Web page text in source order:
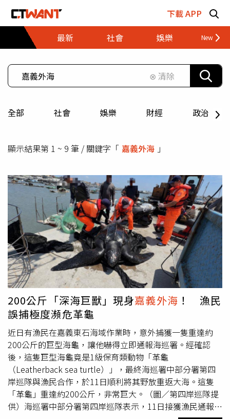
下載 APP
最新
社會 娛樂 財經
⊗ 清除
全部 社會 娛樂 財經 政治
顯示結果第 1 ~ 9 筆 / 關鍵字「 嘉義外海 」
200公斤「深海巨獸」現身嘉義外海 ！ 漁民
誤捕極度瀕危革龜
近日有漁民在嘉義東石海域作業時，意外捕獲一隻重達約
200公斤的巨型海龜，讓他嚇得立即通報海巡署。經確認
後，這隻巨型海龜竟是1級保育類動物「革龜
（Leatherback sea turtle）」，最終海巡署中部分署第四
岸巡隊與漁民合作，於11日順利將其野放重返大海。這隻
「革龜」重達約200公斤，非常巨大。（圖／第四岸巡隊提
供）海巡署中部分署第四岸巡隊表示，11日接獲漁民通報，